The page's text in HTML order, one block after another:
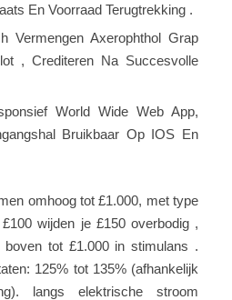
En Voorraad Terugtrekking .
Vermengen Axerophthol Grap
, Crediteren Na Succesvolle
World Wide Web App,
Bruikbaar Op IOS En
omhoog tot £1.000, met type
wijden je £150 overbodig ,
tot £1.000 in stimulans .
125% tot 135% (afhankelijk
langs elektrische stroom